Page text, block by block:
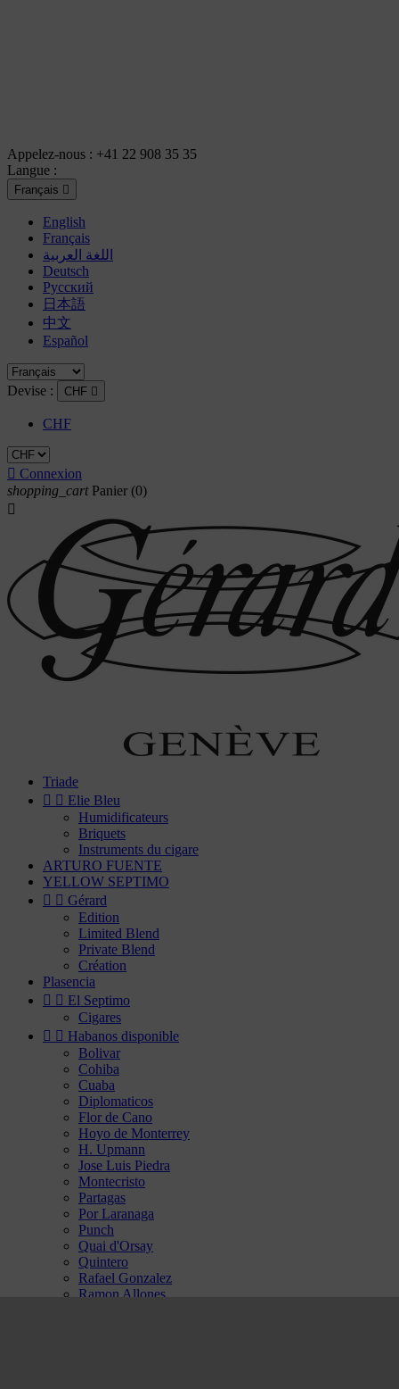
Appelez-nous : +41 22 908 35 35
Langue :
Français 
English
Français
اللغة العربية
Deutsch
Русский
日本語
中文
Español
Devise : CHF 
CHF
 Connexion
shopping_cart Panier (0)

Triade
  Elie Bleu
Humidificateurs
Briquets
Instruments du cigare
ARTURO FUENTE
YELLOW SEPTIMO
  Gérard
Edition
Limited Blend
Private Blend
Création
Plasencia
  El Septimo
Cigares
  Habanos disponible
Bolivar
Cohiba
Cuaba
Diplomaticos
Flor de Cano
Hoyo de Monterrey
H. Upmann
Jose Luis Piedra
Montecristo
Partagas
Por Laranaga
Punch
Quai d'Orsay
Quintero
Rafael Gonzalez
Ramon Allones